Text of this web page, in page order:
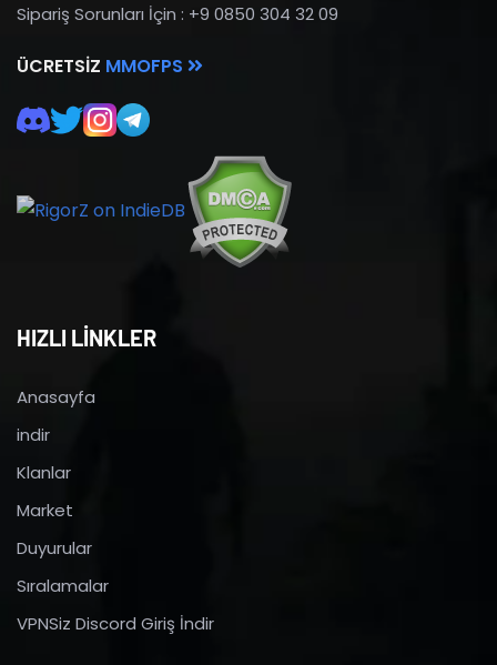
Sipariş Sorunları İçin : +9 0850 304 32 09
ÜCRETSIZ MMOFPS
HIZLI LİNKLER
Anasayfa
indir
Klanlar
Market
Duyurular
Sıralamalar
VPNSiz Discord Giriş İndir